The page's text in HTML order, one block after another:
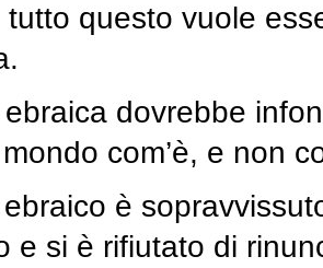
tutto questo vuole
dovrebbe
com’è, e non
è
e si è rifiutato di